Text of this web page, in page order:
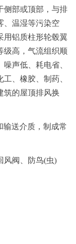
侧部或顶部，与排
、温湿等污染空
用铝质柱形轮毂翼
级高，气流组织顺
声低、耗电省、
、橡胶、制药、
筑的屋顶排风换
输送介质，制成常
风阀、防鸟(虫)